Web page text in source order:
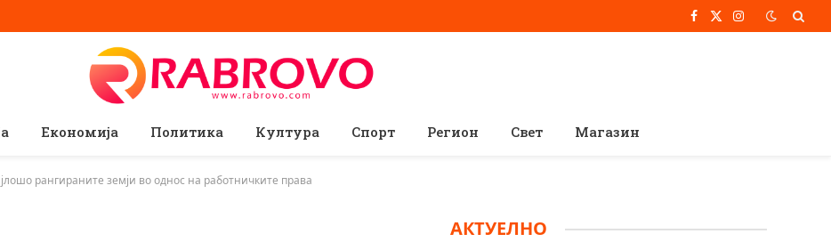
Facebook
X
Instagram
Економија Политика Култура Спорт Регион Свет Магазин
рангираните земји во однос на работничките права
АКТУЕЛНО